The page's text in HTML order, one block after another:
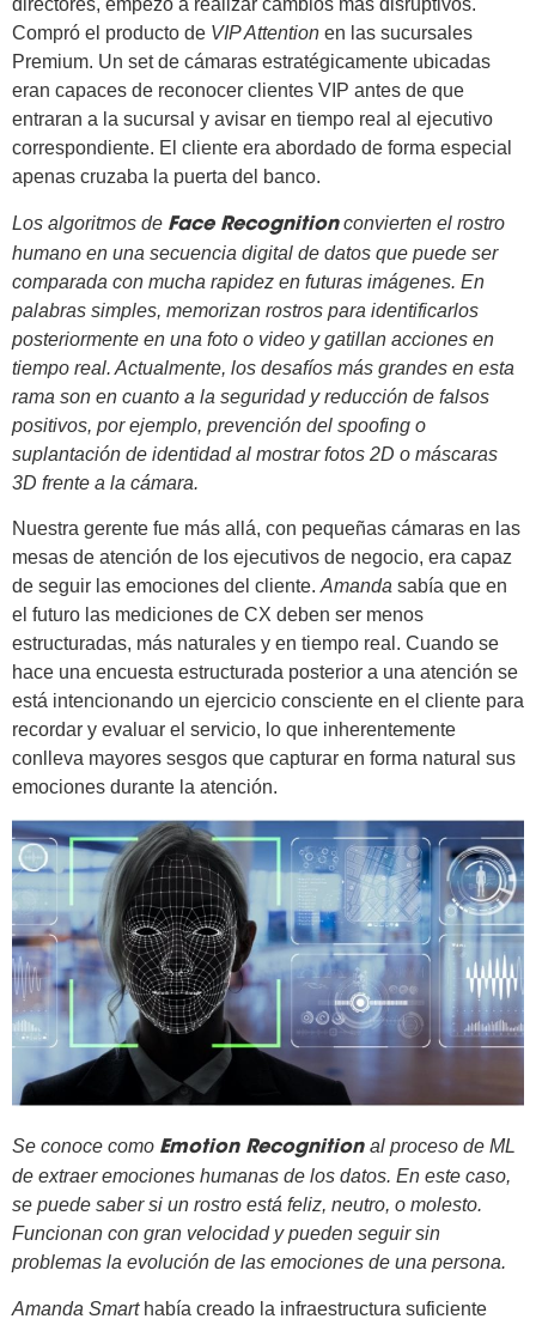
directores, empezó a realizar cambios más disruptivos.
Compró el producto de VIP Attention en las sucursales
Premium. Un set de cámaras estratégicamente ubicadas
eran capaces de reconocer clientes VIP antes de que
entraran a la sucursal y avisar en tiempo real al ejecutivo
correspondiente. El cliente era abordado de forma especial
apenas cruzaba la puerta del banco.
Los algoritmos de Face Recognitionconvierten el rostro
humano en una secuencia digital de datos que puede ser
comparada con mucha rapidez en futuras imágenes. En
palabras simples, memorizan rostros para identificarlos
posteriormente en una foto o video y gatillan acciones en
tiempo real. Actualmente, los desafíos más grandes en esta
rama son en cuanto a la seguridad y reducción de falsos
positivos, por ejemplo, prevención del spoofing o
suplantación de identidad al mostrar fotos 2D o máscaras
3D frente a la cámara.
Nuestra gerente fue más allá, con pequeñas cámaras en las
mesas de atención de los ejecutivos de negocio, era capaz
de seguir las emociones del cliente. Amanda sabía que en
el futuro las mediciones de CX deben ser menos
estructuradas, más naturales y en tiempo real. Cuando se
hace una encuesta estructurada posterior a una atención se
está intencionando un ejercicio consciente en el cliente para
recordar y evaluar el servicio, lo que inherentemente
conlleva mayores sesgos que capturar en forma natural sus
emociones durante la atención.
Se conoce como Emotion Recognition al proceso de ML
de extraer emociones humanas de los datos. En este caso,
se puede saber si un rostro está feliz, neutro, o molesto.
Funcionan con gran velocidad y pueden seguir sin
problemas la evolución de las emociones de una persona.
Amanda Smarthabía creado la infraestructura suficiente